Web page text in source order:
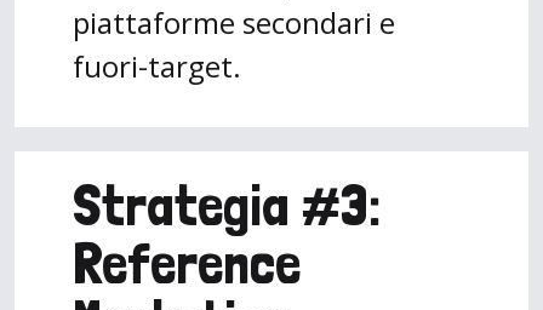
piattaforme secondari e
fuori-target.
Strategia #3:
Reference